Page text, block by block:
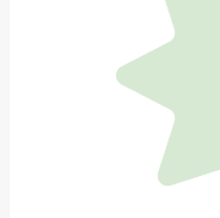
LABUBU